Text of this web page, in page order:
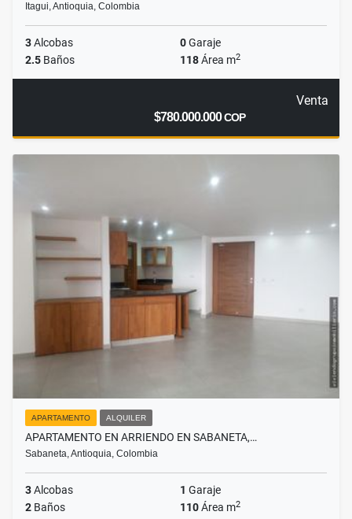
Itagui, Antioquia, Colombia
3Alcobas 0Garaje
2.5 Baños 118Área m2
Venta
$780.000.000COP
APARTAMENTO ALQUILER
APARTAMENTO EN ARRIENDO EN SABANETA,…
Sabaneta, Antioquia, Colombia
3Alcobas 1 Garaje
2 Baños 110Área m2